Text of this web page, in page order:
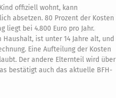
offiziell wohnt, kann
absetzen. 80 Prozent der Kosten
liegt bei 4.800 Euro pro Jahr.
ist unter 14 Jahre alt, und
Eine Aufteilung der Kosten
Der andere Elternteil wird über
bestätigt auch das aktuelle BFH-